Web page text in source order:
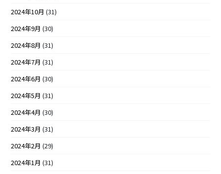
2024年10月 (31)
2024年9月 (30)
2024年8月 (31)
2024年7月 (31)
2024年6月 (30)
2024年5月 (31)
2024年4月 (30)
2024年3月 (31)
2024年2月 (29)
2024年1月 (31)